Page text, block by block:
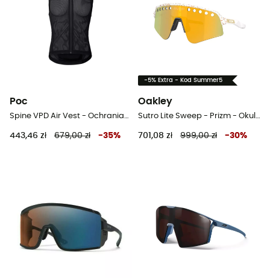
Poc
Spine VPD Air Vest - Ochraniacz pleców
443,46 zł 679,00 zł -35%
-5% Extra - Kod Summer5
Oakley
Sutro Lite Sweep - Prizm - Okulary rowerowe
701,08 zł 999,00 zł -30%